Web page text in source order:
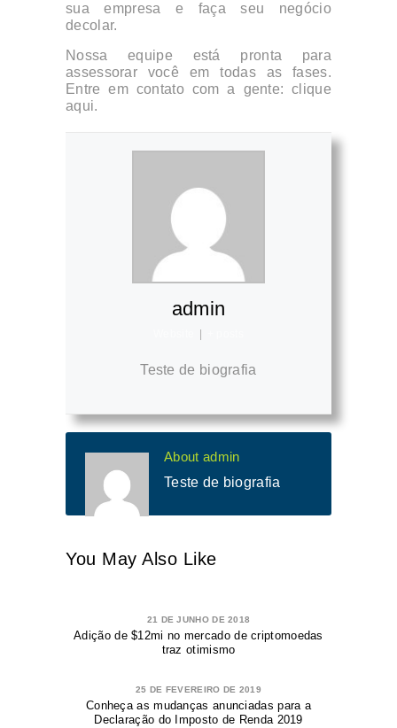
sua empresa e faça seu negócio
decolar.
Nossa equipe está pronta para
assessorar você em todas as fases.
Entre em contato com a gente: clique
aqui.
admin
Teste de biografia
About admin
Teste de biografia
You May Also Like
21 DE JUNHO DE 2018
Adição de $12mi no mercado de criptomoedas
traz otimismo
25 DE FEVEREIRO DE 2019
Conheça as mudanças anunciadas para a
Declaração do Imposto de Renda 2019